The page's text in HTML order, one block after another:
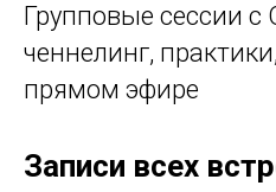
Групповые сессии с
ченнелинг,
прямом эфире
Записи всех